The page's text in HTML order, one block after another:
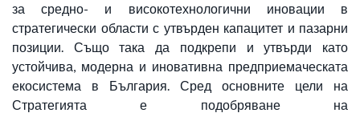
за средно- и високотехнологични иновации в
стратегически области с утвърден капацитет и пазарни
позиции. Също така да подкрепи и утвърди като
устойчива, модерна и иновативна предприемаческата
екосистема в България. Сред основните цели на
Стратегията е подобряване на